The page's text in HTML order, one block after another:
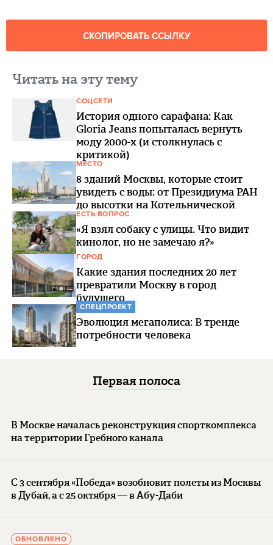
СКОПИРОВАТЬ ССЫЛКУ
Читать на эту тему
СОЦСЕТИ
История одного сарафана: Как
Gloria Jeans попыталась вернуть
моду 2000-х (и столкнулась с
критикой)
МЕСТО
8 зданий Москвы, которые стоит
увидеть с воды: от Президиума РАН
до высотки на Котельнической
ЕСТЬ ВОПРОС
«Я взял собаку с улицы. Что видит
кинолог, но не замечаю я?»
ГОРОД
Какие здания последних 20 лет
превратили Москву в город
будущего
СПЕЦПРОЕКТ
Эволюция мегаполиса: В тренде
потребности человека
Первая полоса
В Москве началась реконструкция спорткомплекса
на территории Гребного канала
С 3 сентября «Победа» возобновит полеты из Москвы
в Дубай, а с 25 октября — в Абу-Даби
ОБНОВЛЕНО